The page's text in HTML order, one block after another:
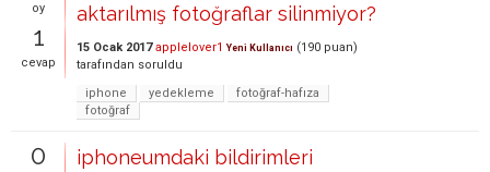
oy
1
cevap
aktarılmış fotoğraflar silinmiyor?
15 Ocak 2017 applelover1 Yeni Kullanıcı (190 puan)
tarafından soruldu
iphone
yedekleme
fotoğraf-hafıza
fotoğraf
0
iphoneumdaki bildirimleri